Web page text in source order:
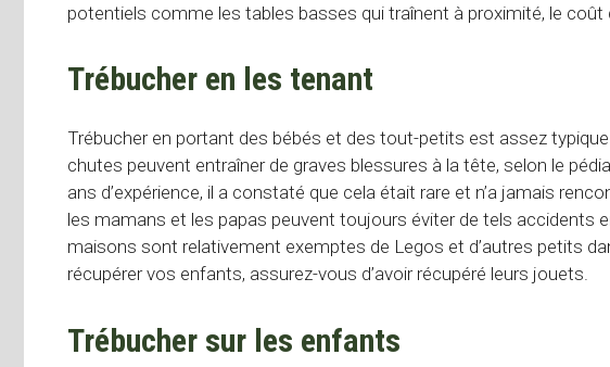
potentiels comme les tables basses qui traînent à proximité, le coût
Trébucher en les tenant
Trébucher en portant des bébés et des tout-petits est assez
chutes peuvent entraîner de graves blessures à la tête, selon le
ans d’expérience, il a constaté que cela était rare et n’a jamais
les mamans et les papas peuvent toujours éviter de tels accidents
maisons sont relativement exemptes de Legos et d’autres petits
récupérer vos enfants, assurez-vous d’avoir récupéré leurs jouets.
Trébucher sur les enfants